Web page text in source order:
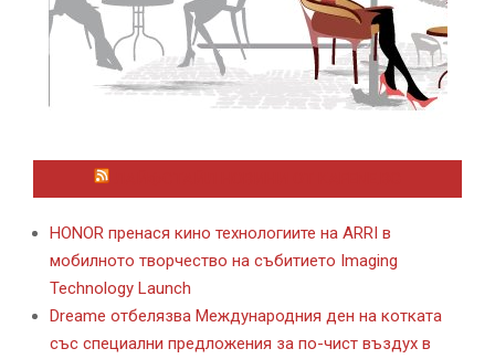
HONOR пренася кино технологиите на ARRI в
мобилното творчество на събитието Imaging
Technology Launch
Dreame отбелязва Международния ден на котката
със специални предложения за по-чист въздух в